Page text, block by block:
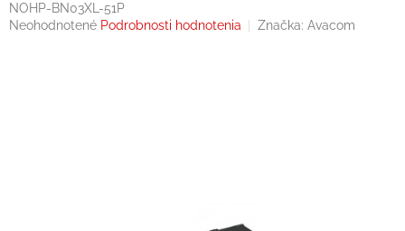
NOHP-BN03XL-51P
Priemerné
Neohodnotené Podrobnosti hodnotenia Značka: Avacom